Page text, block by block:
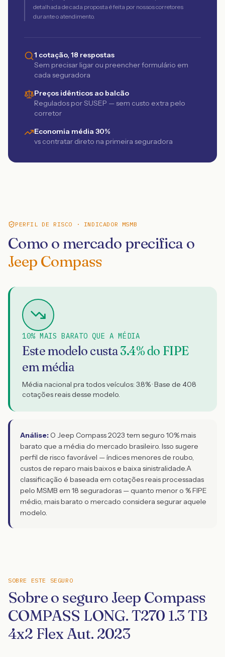
detalhada de cada proposta é feita por nossos corretores
durante o atendimento.
1 cotação, 18 respostas
Sem precisar ligar ou preencher formulário em
cada seguradora
Preços idênticos ao balcão
Regulados por SUSEP — sem custo extra pelo
corretor
Economia média 30%
vs contratar direto na primeira seguradora
PERFIL DE RISCO · INDICADOR MSMB
Como o mercado precifica o
Jeep Compass
10% MAIS BARATO QUE A MÉDIA
Este modelo custa3.4% do FIPE
em média
Média nacional pra todos veículos: 3.8% · Base de 408
cotações reais desse modelo.
Análise: O Jeep Compass 2023 tem seguro 10% mais
barato que a média do mercado brasileiro. Isso sugere
perfil de risco favorável — índices menores de roubo,
custos de reparo mais baixos e baixa sinistralidade.A
classificação é baseada em cotações reais processadas
pelo MSMB em 18 seguradoras — quanto menor o % FIPE
médio, mais barato o mercado considera segurar aquele
modelo.
SOBRE ESTE SEGURO
Sobre o seguro Jeep Compass
COMPASS LONG. T270 1.3 TB
4x2 Flex Aut. 2023